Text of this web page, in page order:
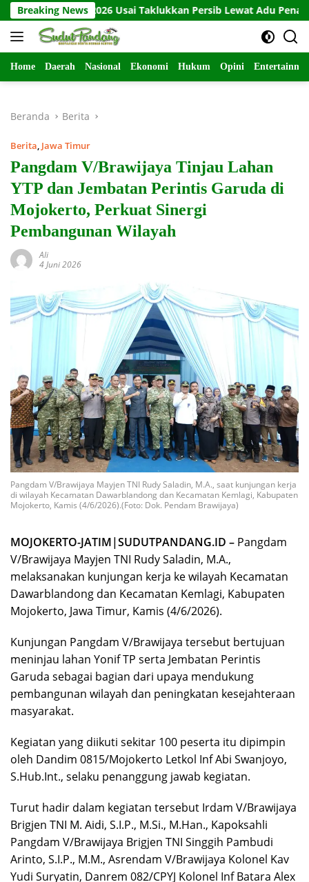
Langsung
ke
konten
Breaking News
2026 Usai Taklukkan Persib Lewat Adu Penalti
Home Daerah Nasional Ekonomi Hukum Opini
Beranda Berita
Berita, Jawa Timur
Pangdam V/Brawijaya Tinjau Lahan
YTP dan Jembatan Perintis Garuda di
Mojokerto, Perkuat Sinergi
Pembangunan Wilayah
Ali
4 Juni 2026
Pangdam V/Brawijaya Mayjen TNI Rudy Saladin, M.A., saat kunjungan kerja
di wilayah Kecamatan Dawarblandong dan Kecamatan Kemlagi, Kabupaten
Mojokerto, Kamis (4/6/2026).(Foto: Dok. Pendam Brawijaya)
MOJOKERTO-JATIM|SUDUTPANDANG.ID – Pangdam
V/Brawijaya Mayjen TNI Rudy Saladin, M.A.,
melaksanakan kunjungan kerja ke wilayah Kecamatan
Dawarblandong dan Kecamatan Kemlagi, Kabupaten
Mojokerto, Jawa Timur, Kamis (4/6/2026).
Kunjungan Pangdam V/Brawijaya tersebut bertujuan
meninjau lahan Yonif TP serta Jembatan Perintis
Garuda sebagai bagian dari upaya mendukung
pembangunan wilayah dan peningkatan kesejahteraan
masyarakat.
Kegiatan yang diikuti sekitar 100 peserta itu dipimpin
oleh Dandim 0815/Mojokerto Letkol Inf Abi Swanjoyo,
S.Hub.Int., selaku penanggung jawab kegiatan.
Turut hadir dalam kegiatan tersebut Irdam V/Brawijaya
Brigjen TNI M. Aidi, S.I.P., M.Si., M.Han., Kapoksahli
Pangdam V/Brawijaya Brigjen TNI Singgih Pambudi
Arinto, S.I.P., M.M., Asrendam V/Brawijaya Kolonel Kav
Yudi Suryatin, Danrem 082/CPYJ Kolonel Inf Batara Alex